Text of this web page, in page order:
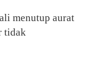
menutup aurat
tidak